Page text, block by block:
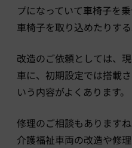
プになっていて車椅子を
車椅子を取り込めたりする
改造のご依頼としては、
車に、初期設定では搭載
いう内容がよくあります。
修理のご相談もあります
介護福祉車両の改造や修